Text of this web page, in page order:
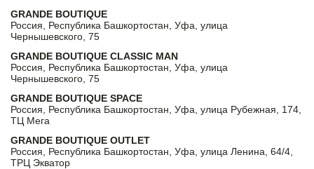
GRANDE BOUTIQUE
Россия, Республика Башкортостан, Уфа, улица
Чернышевского, 75
GRANDE BOUTIQUE CLASSIC MAN
Россия, Республика Башкортостан, Уфа, улица
Чернышевского, 75
GRANDE BOUTIQUE SPACE
Россия, Республика Башкортостан, Уфа, улица Рубежная, 174,
ТЦ Мега
GRANDE BOUTIQUE OUTLET
Россия, Республика Башкортостан, Уфа, улица Ленина, 64/4,
ТРЦ Экватор